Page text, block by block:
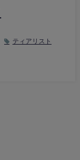
ティアリスト